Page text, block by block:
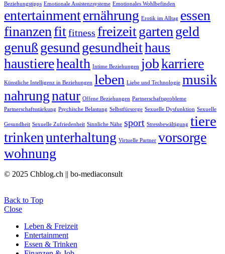
Beziehungstipps Emotionale Assistenzsysteme Emotionales Wohlbefinden
entertainmenternährung Erotik im Alltag essen
finanzen fitfitness freizeitgarten geld
genußgesund gesundheithaus
haustierehealth Intime Beziehungen jobkarriere
Künstliche Intelligenz in Beziehungen leben Liebe und Technologie musik
nahrungnatur Offene Beziehungen Partnerschaftsprobleme
Partnerschaftsstärkung Psychische Belastung Selbstfürsorge Sexuelle Dysfunktion Sexuelle
Gesundheit Sexuelle Zufriedenheit Sinnliche Nähe sport Stressbewältigung tiere
trinkenunterhaltung Virtuelle Partner vorsorge
wohnung
© 2025 Chblog.ch || bo-mediaconsult
Back to Top
Close
Leben & Freizeit
Entertainment
Essen & Trinken